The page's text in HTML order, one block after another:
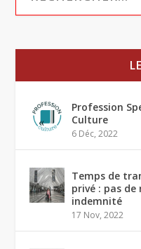
Profession
Culture
6 Déc, 2022
Temps de
privé : pas
indemnité
17 Nov, 2022